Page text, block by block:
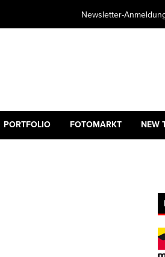
Newsletter-
PORTFOLIO FOTOMARKT NEW